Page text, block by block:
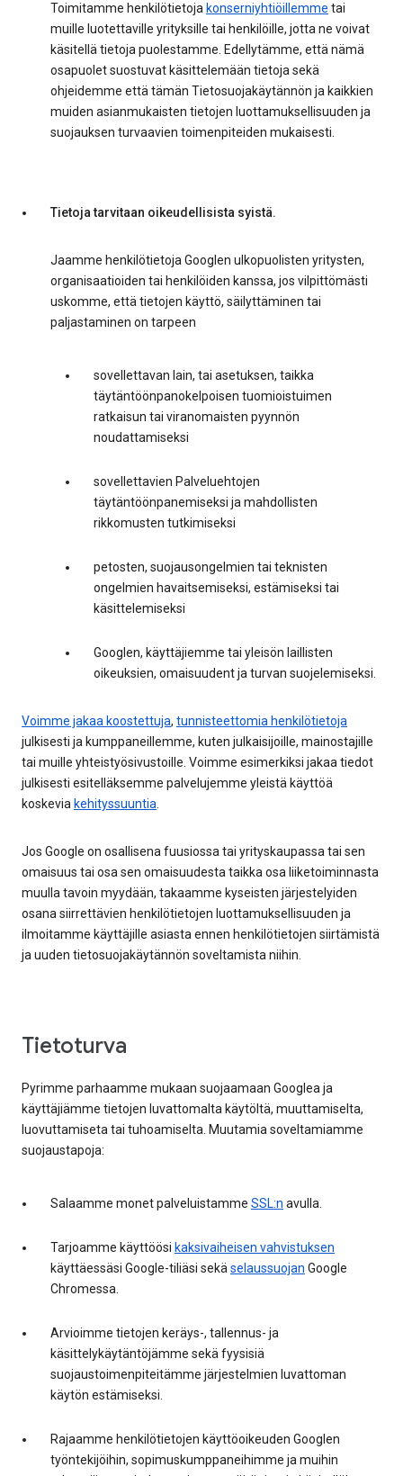
Toimitamme henkilötietoja konserniyhtiöillemme tai
muille luotettaville yrityksille tai henkilöille, jotta ne voivat
käsitellä tietoja puolestamme. Edellytämme, että nämä
osapuolet suostuvat käsittelemään tietoja sekä
ohjeidemme että tämän Tietosuojakäytännön ja kaikkien
muiden asianmukaisten tietojen luottamuksellisuuden ja
suojauksen turvaavien toimenpiteiden mukaisesti.
Tietoja tarvitaan oikeudellisista syistä.
Jaamme henkilötietoja Googlen ulkopuolisten yritysten,
organisaatioiden tai henkilöiden kanssa, jos vilpittömästi
uskomme, että tietojen käyttö, säilyttäminen tai
paljastaminen on tarpeen
sovellettavan lain, tai asetuksen, taikka
täytäntöönpanokelpoisen tuomioistuimen
ratkaisun tai viranomaisten pyynnön
noudattamiseksi
sovellettavien Palveluehtojen
täytäntöönpanemiseksi ja mahdollisten
rikkomusten tutkimiseksi
petosten, suojausongelmien tai teknisten
ongelmien havaitsemiseksi, estämiseksi tai
käsittelemiseksi
Googlen, käyttäjiemme tai yleisön laillisten
oikeuksien, omaisuudent ja turvan suojelemiseksi.
Voimme jakaa koostettuja, tunnisteettomia henkilötietoja
julkisesti ja kumppaneillemme, kuten julkaisijoille, mainostajille
tai muille yhteistyösivustoille. Voimme esimerkiksi jakaa tiedot
julkisesti esitelläksemme palvelujemme yleistä käyttöä
koskevia kehityssuuntia.
Jos Google on osallisena fuusiossa tai yrityskaupassa tai sen
omaisuus tai osa sen omaisuudesta taikka osa liiketoiminnasta
muulla tavoin myydään, takaamme kyseisten järjestelyiden
osana siirrettävien henkilötietojen luottamuksellisuuden ja
ilmoitamme käyttäjille asiasta ennen henkilötietojen siirtämistä
ja uuden tietosuojakäytännön soveltamista niihin.
Tietoturva
Pyrimme parhaamme mukaan suojaamaan Googlea ja
käyttäjiämme tietojen luvattomalta käytöltä, muuttamiselta,
luovuttamiseta tai tuhoamiselta. Muutamia soveltamiamme
suojaustapoja:
Salaamme monet palveluistamme SSL:n avulla.
Tarjoamme käyttöösi kaksivaiheisen vahvistuksen
käyttäessäsi Google-tiliäsi sekäselaussuojan Google
Chromessa.
Arvioimme tietojen keräys-, tallennus- ja
käsittelykäytäntöjämme sekä fyysisiä
suojaustoimenpiteitämme järjestelmien luvattoman
käytön estämiseksi.
Rajaamme henkilötietojen käyttöoikeuden Googlen
työntekijöihin, sopimuskumppaneihimme ja muihin